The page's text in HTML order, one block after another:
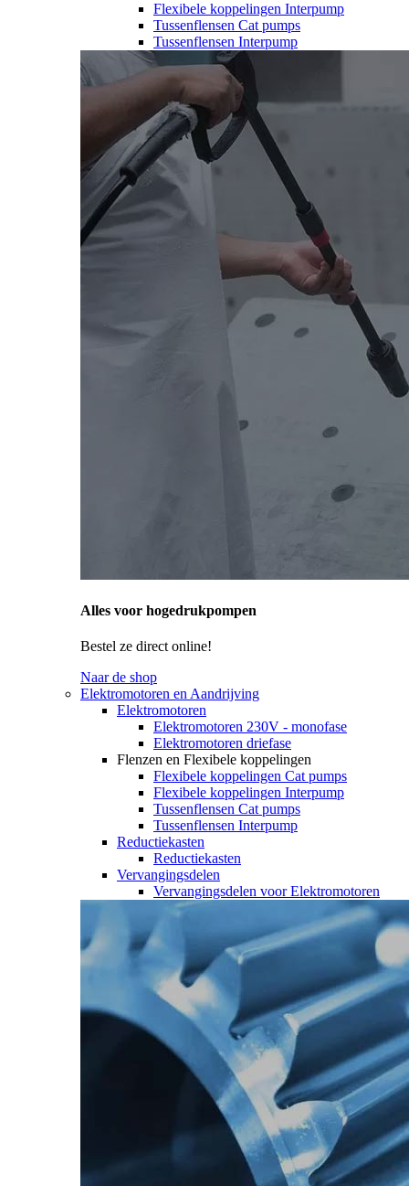
Flexibele koppelingen Interpump
Tussenflensen Cat pumps
Tussenflensen Interpump
Alles voor hogedrukpompen
Bestel ze direct online!
Naar de shop
Elektromotoren en Aandrijving
Elektromotoren
Elektromotoren 230V - monofase
Elektromotoren driefase
Flenzen en Flexibele koppelingen
Flexibele koppelingen Cat pumps
Flexibele koppelingen Interpump
Tussenflensen Cat pumps
Tussenflensen Interpump
Reductiekasten
Reductiekasten
Vervangingsdelen
Vervangingsdelen voor Elektromotoren